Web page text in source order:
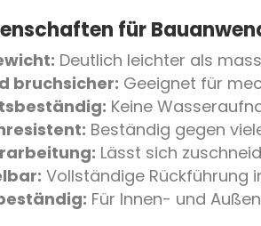
für
Deutlich leichter als
bruchsicher: Geeignet für
Keine
Beständig gegen
Lässt sich
Vollständige Rückführung
Für Innen- und